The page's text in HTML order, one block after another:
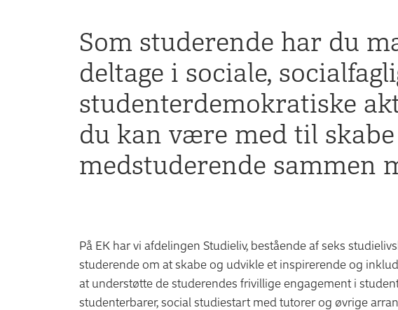
Som studerende har du
deltage i sociale,
studenterdemokratiske
du kan være med til
medstuderende sammen
På EK har vi afdelingen Studieliv, bestående af seks
studerende om at skabe og udvikle et inspirerende og
at understøtte de studerendes frivillige engagement i
studenterbarer, social studiestart med tutorer og øvrige